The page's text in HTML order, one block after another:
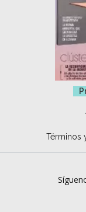
Términos